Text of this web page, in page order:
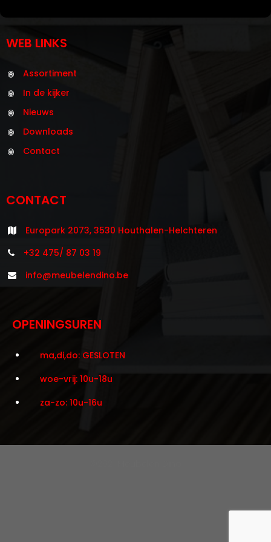
WEB LINKS
Assortiment
In de kijker
Nieuws
Downloads
Contact
CONTACT
Europark 2073, 3530 Houthalen-Helchteren
+32 475/ 87 03 19
info@meubelendino.be
OPENINGSUREN
ma,di,do: GESLOTEN
woe-vrij: 10u-18u
za-zo: 10u-16u